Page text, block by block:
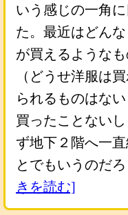
いう感じの一角
た。最近はどん
が買えるような
（どうせ洋服は
られるものはな
買ったことない
ず地下２階へ一
とでもいうのだ
きを読む]